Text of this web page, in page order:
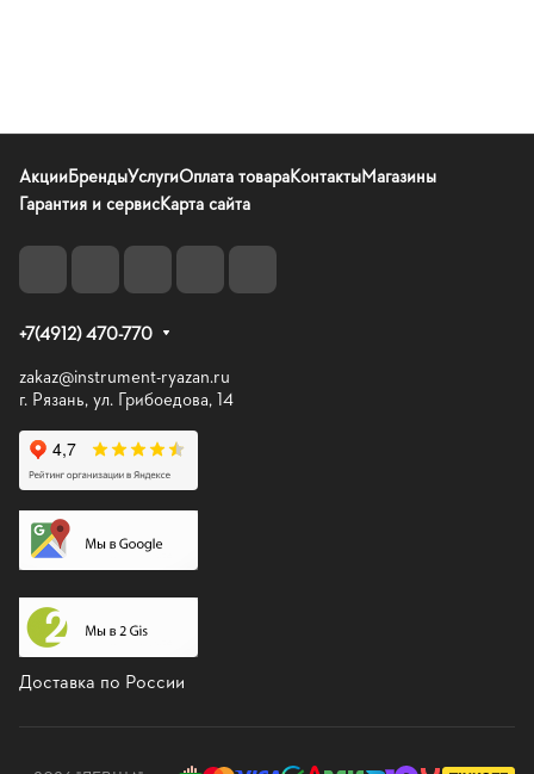
АкцииБрендыУслугиОплата товараКонтактыМагазины
Гарантия и сервисКарта сайта
+7(4912) 470-770
zakaz@instrument-ryazan.ru
г. Рязань, ул. Грибоедова, 14
Доставка по России